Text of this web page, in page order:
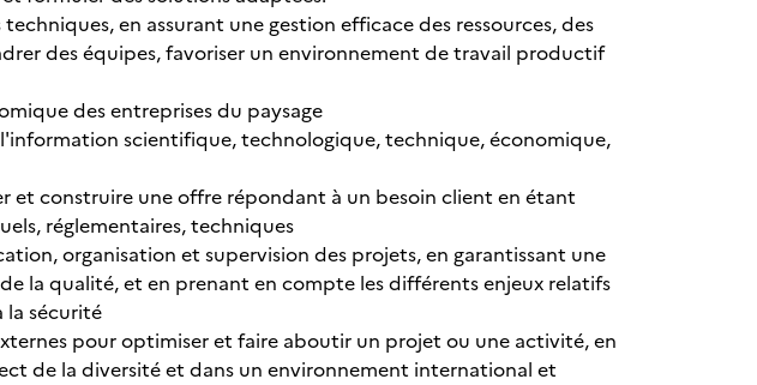
en assurant une gestion efficace des ressources, des
des équipes, favoriser un environnement de travail productif
des entreprises du paysage
l'information scientifique, technologique, technique, économique,
et construire une offre répondant à un besoin client en étant
réglementaires, techniques
organisation et supervision des projets, en garantissant une
la qualité, et en prenant en compte les différents enjeux relatifs
la sécurité
pour optimiser et faire aboutir un projet ou une activité, en
de la diversité et dans un environnement international et